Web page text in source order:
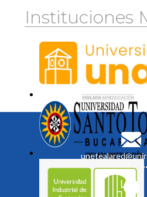
Instituciones